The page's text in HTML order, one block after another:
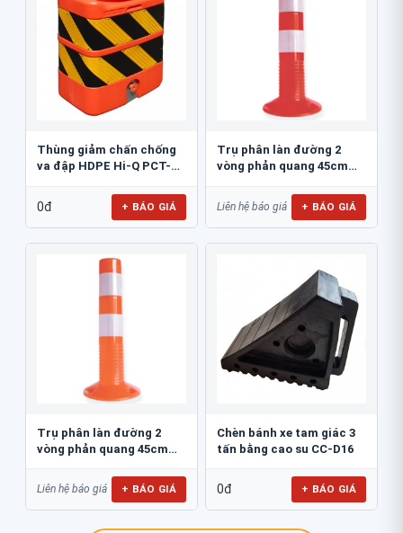
Thùng giảm chấn chống
va đập HDPE Hi-Q PCT-
0đ + BÁO GIÁ
Trụ phân làn đường 2
vòng phản quang 45cm
Liên hệ báo giá + BÁO GIÁ
Trụ phân làn đường 2
vòng phản quang 45cm
Liên hệ báo giá + BÁO GIÁ
Chèn bánh xe tam giác 3
tấn bằng cao su CC-D16
0đ + BÁO GIÁ